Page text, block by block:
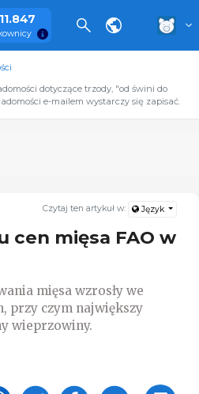
dotyczące trzody, "od świni do
e-mailem wystarczy się zapisać.
Czytaj ten artykuł w: Język
cen mięsa FAO w
mięsa wzrosły we
przy czym największy
wieprzowiny.